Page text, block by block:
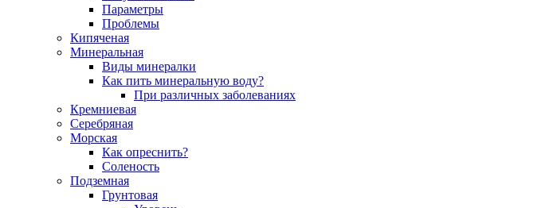
Параметры
Проблемы
Кипяченая
Минеральная
Виды минералки
Как пить минеральную воду?
При различных заболеваниях
Кремниевая
Серебряная
Морская
Как опреснить?
Соленость
Подземная
Грунтовая